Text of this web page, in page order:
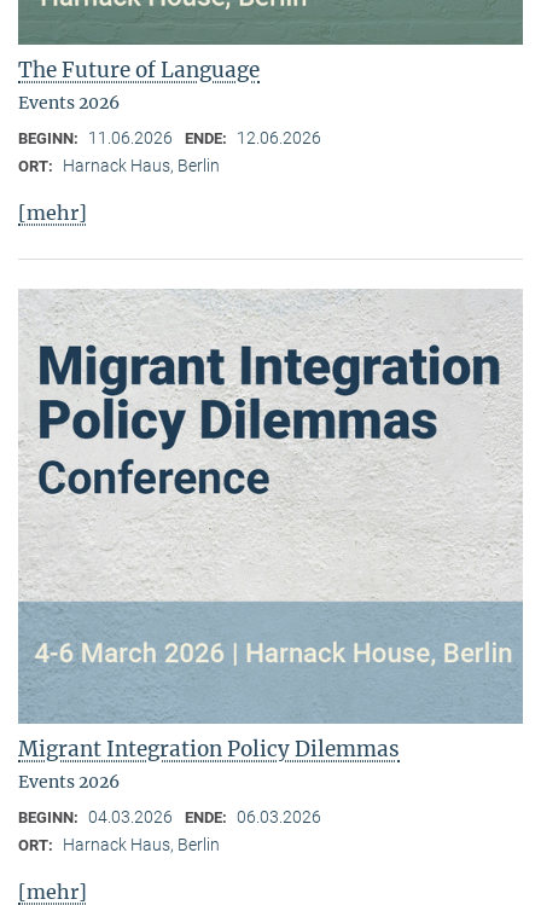
The Future of Language
Events 2026
BEGINN: 11.06.2026 ENDE: 12.06.2026
ORT: Harnack Haus, Berlin
[mehr]
Migrant Integration Policy Dilemmas
Events 2026
BEGINN: 04.03.2026 ENDE: 06.03.2026
ORT: Harnack Haus, Berlin
[mehr]